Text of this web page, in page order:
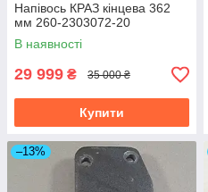
Напівось КРАЗ кінцева 362
мм 260-2303072-20
В наявності
29 999 ₴ 35 000 ₴
Купити
–13%